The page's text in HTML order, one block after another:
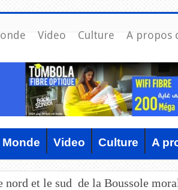
Video Culture A propos
Monde Video Culture A
et le sud de la Boussole